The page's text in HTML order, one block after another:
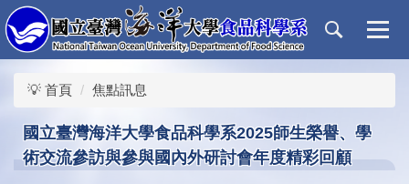
跳
到
主
要
💡 首頁 焦點訊息
國立臺灣海洋大學食品科學系2025師生榮譽、學
術交流參訪與參與國內外研討會年度精彩回顧